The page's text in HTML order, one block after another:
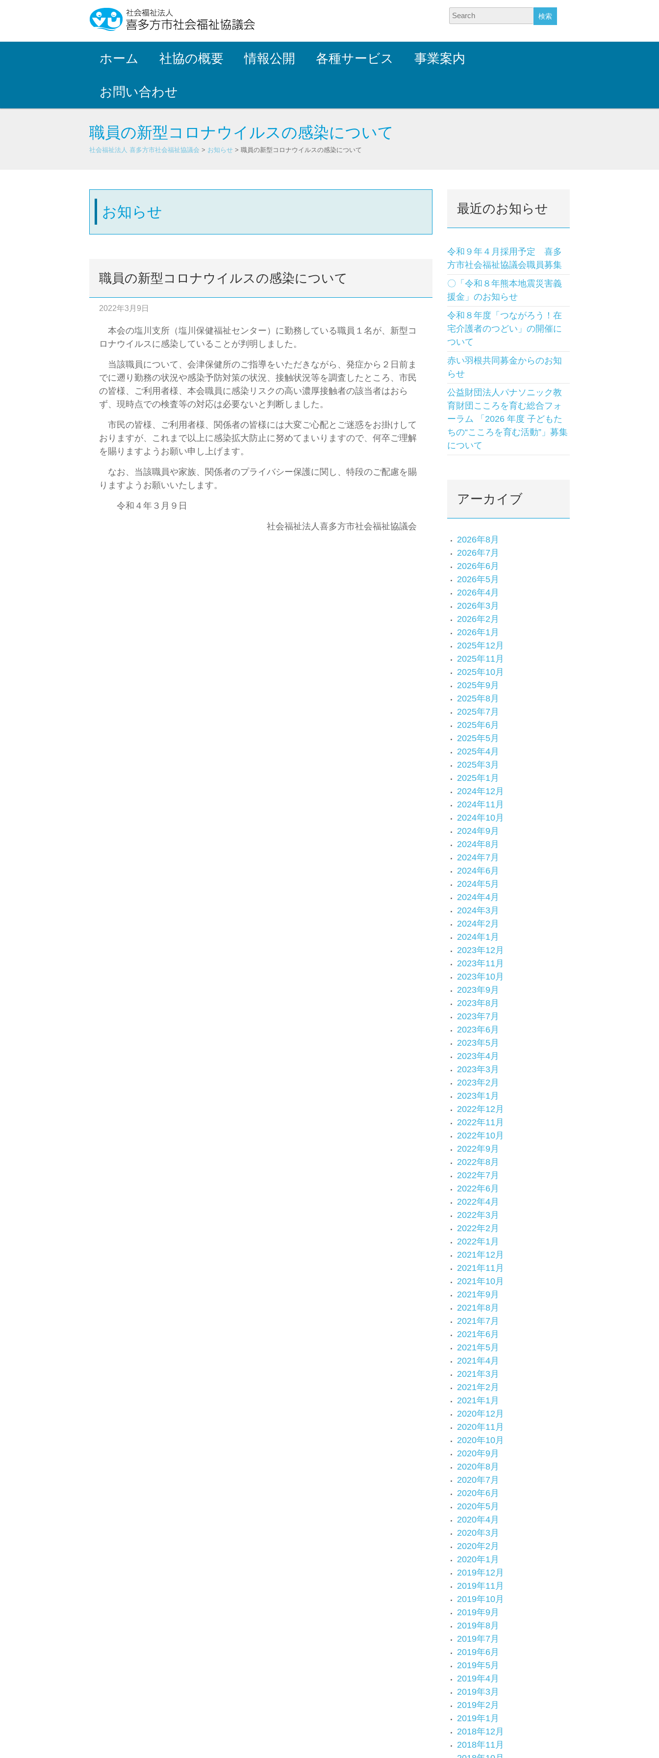
Search
ホーム 社協の概要 情報公開 各種サービス 事業案内
お問い合わせ
職員の新型コロナウイルスの感染について
社会福祉法人 喜多方市社会福祉協議会 > お知らせ > 職員の新型コロナウイルスの感染について
お知らせ
職員の新型コロナウイルスの感染について
2022年3月9日
本会の塩川支所（塩川保健福祉センター）に勤務している職員１名が、新型コ
ロナウイルスに感染していることが判明しました。
当該職員について、会津保健所のご指導をいただきながら、発症から２日前ま
でに遡り勤務の状況や感染予防対策の状況、接触状況等を調査したところ、市民
の皆様、ご利用者様、本会職員に感染リスクの高い濃厚接触者の該当者はおら
ず、現時点での検査等の対応は必要ないと判断しました。
市民の皆様、ご利用者様、関係者の皆様には大変ご心配とご迷惑をお掛けして
おりますが、これまで以上に感染拡大防止に努めてまいりますので、何卒ご理解
を賜りますようお願い申し上げます。
なお、当該職員や家族、関係者のプライバシー保護に関し、特段のご配慮を賜
りますようお願いいたします。
令和４年３月９日
社会福祉法人喜多方市社会福祉協議会
最近のお知らせ
令和９年４月採用予定 喜多
方市社会福祉協議会職員募集
〇「令和８年熊本地震災害義
援金」のお知らせ
令和８年度「つながろう！在
宅介護者のつどい」の開催に
ついて
赤い羽根共同募金からのお知
らせ
公益財団法人パナソニック教
育財団こころを育む総合フォ
ーラム 「2026 年度 子どもた
ちの“こころを育む活動”」募集
について
アーカイブ
2026年8月
2026年7月
2026年6月
2026年5月
2026年4月
2026年3月
2026年2月
2026年1月
2025年12月
2025年11月
2025年10月
2025年9月
2025年8月
2025年7月
2025年6月
2025年5月
2025年4月
2025年3月
2025年1月
2024年12月
2024年11月
2024年10月
2024年9月
2024年8月
2024年7月
2024年6月
2024年5月
2024年4月
2024年3月
2024年2月
2024年1月
2023年12月
2023年11月
2023年10月
2023年9月
2023年8月
2023年7月
2023年6月
2023年5月
2023年4月
2023年3月
2023年2月
2023年1月
2022年12月
2022年11月
2022年10月
2022年9月
2022年8月
2022年7月
2022年6月
2022年4月
2022年3月
2022年2月
2022年1月
2021年12月
2021年11月
2021年10月
2021年9月
2021年8月
2021年7月
2021年6月
2021年5月
2021年4月
2021年3月
2021年2月
2021年1月
2020年12月
2020年11月
2020年10月
2020年9月
2020年8月
2020年7月
2020年6月
2020年5月
2020年4月
2020年3月
2020年2月
2020年1月
2019年12月
2019年11月
2019年10月
2019年9月
2019年8月
2019年7月
2019年6月
2019年5月
2019年4月
2019年3月
2019年2月
2019年1月
2018年12月
2018年11月